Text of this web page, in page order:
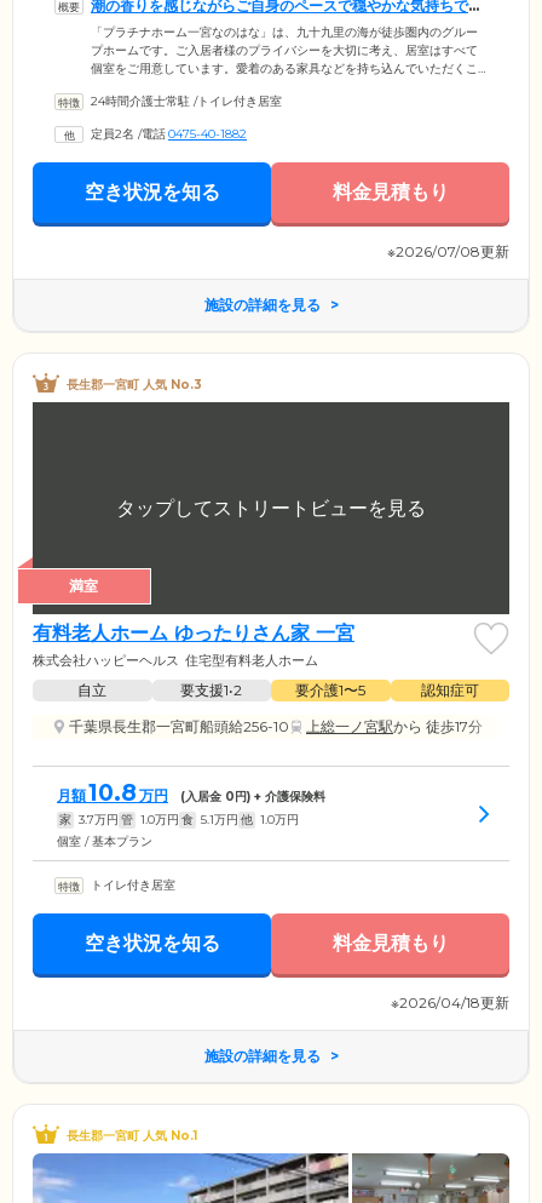
潮の香りを感じながらご自身のペースで穏やかな気持ちで生
活できます
「プラチナホーム一宮なのはな」は、九十九里の海が徒歩圏内のグルー
プホームです。ご入居者様のプライバシーを大切に考え、居室はすべて
個室をご用意しています。愛着のある家具などを持ち込んでいただくこ
た、居室は中庭と共用スペースを取り囲むように配置。お部屋を出ると
顔なじみの関係を築けます。知り合いがそばにいるという安心感は、お
ひとりでの暮らしという不安を和らげ、心穏やかに生活できます。
24時間介護士常駐 /トイレ付き居室
定員2名 /電話0475-40-1882
空き状況を知る 料金見積もり
※2026/07/08更新
施設の詳細を見る
長生郡一宮町 人気 No.3
満室
有料老人ホーム ゆったりさん家 一宮
株式会社ハッピーヘルス 住宅型有料老人ホーム
自立 要支援1•2 要介護1〜5
認知症可
千葉県長生郡一宮町船頭給256-10
上総一ノ宮駅から 徒歩17分
月額10.8 万円 (入居金 0円) + 介護保険料
家 3.7万円 管 1.0万円 食 5.1万円 他 1.0万円
個室 / 基本プラン
トイレ付き居室
空き状況を知る 料金見積もり
※2026/04/18更新
施設の詳細を見る
長生郡一宮町 人気 No.1